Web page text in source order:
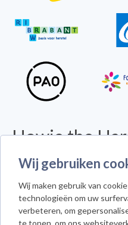
Wij gebruiken
Wij maken gebruik van
technologieën om uw
verbeteren, om
te tonen, om ons
Howie the
© 2026 - Alle rechten
Cookie instellingen